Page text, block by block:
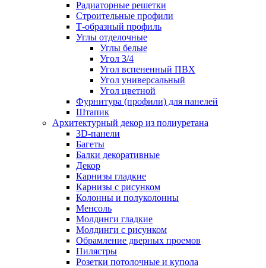
Радиаторные решетки
Строительные профили
Т-образный профиль
Углы отделочные
Углы белые
Угол 3/4
Угол вспененный ПВХ
Угол универсальный
Угол цветной
Фурнитура (профили) для панелей
Штапик
Архитектурный декор из полиуретана
3D-панели
Багеты
Балки декоративные
Декор
Карнизы гладкие
Карнизы с рисунком
Колонны и полуколонны
Менсоль
Молдинги гладкие
Молдинги с рисунком
Обрамление дверных проемов
Пилястры
Розетки потолочные и купола